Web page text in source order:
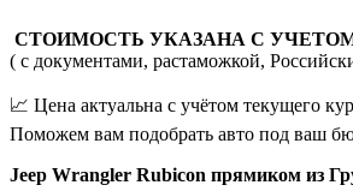
СТОИМОСТЬ УКАЗАНА С
( с документами, растаможкой,
📈 Цена актуальна с учётом текущего
Поможем вам подобрать авто под ваш
Jeep Wrangler Rubicon прямиком из